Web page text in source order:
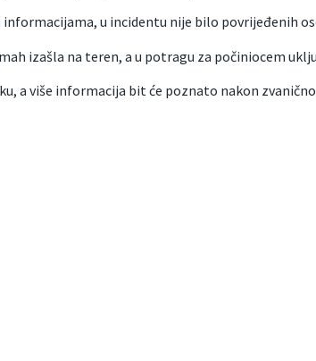
u incidentu nije bilo povrijeđenih
izašla na teren, a u potragu za počiniocem
a više informacija bit će poznato nakon